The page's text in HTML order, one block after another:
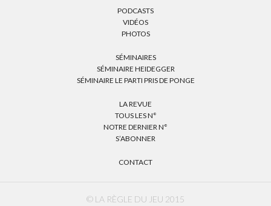
PODCASTS
VIDÉOS
PHOTOS
SÉMINAIRES
SÉMINAIRE HEIDEGGER
SÉMINAIRE LE PARTI PRIS DE PONGE
LA REVUE
TOUS LES N°
NOTRE DERNIER N°
S’ABONNER
CONTACT
© LA RÈGLE DU JEU 2015